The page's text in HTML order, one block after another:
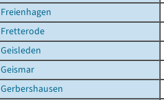
Freienhagen
Fretterode
Geisleden
Geismar
Gerbershausen